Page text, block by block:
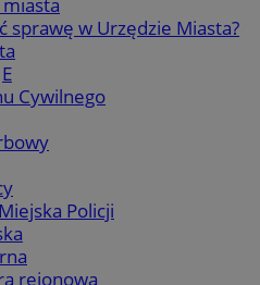
sprawę w Urzędzie Miasta?
Cywilnego
Policji
rejonowa